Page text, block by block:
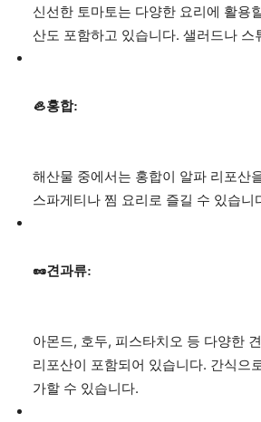
신선한 토마토는 다양한 요리에 활용
산도 포함하고 있습니다. 샐러드나 스
🦪홍합:
해산물 중에서는 홍합이 알파 리포산
스파게티나 찜 요리로 즐길 수 있습니
🥜견과류:
아몬드, 호두, 피스타치오 등 다양한
리포산이 포함되어 있습니다. 간식으
가할 수 있습니다.